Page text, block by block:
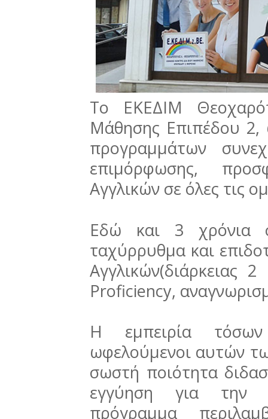
Το ΕΚΕΔΙΜ
Μάθησης Επιπέδου
προγραμμάτων
επιμόρφωσης,
Αγγλικών σε όλες τις
Εδώ και 3 χρόνια
ταχύρρυθμα και
Proficiency,
Η εμπειρία
ωφελούμενοι αυτών
σωστή ποιότητα
εγγύηση για την
πρόγραμμα